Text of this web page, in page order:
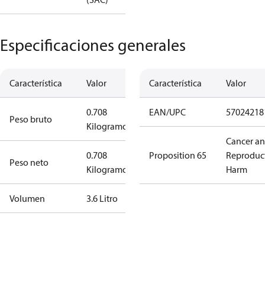
Especificaciones generales
Característica Valor
Peso bruto
0.708
Kilogramo
Peso neto
0.708
Kilogramo
Volumen 3.6 Litro
Característica Valor
EAN/UPC
Proposition 65
Cancer
Harm